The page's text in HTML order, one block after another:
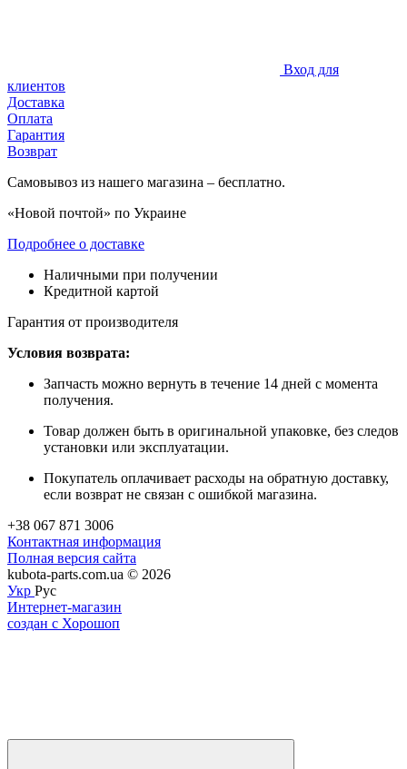
Вход для
клиентов
Доставка
Оплата
Гарантия
Возврат
Самовывоз из нашего магазина – бесплатно.
«Новой почтой» по Украине
Подробнее о доставке
Наличными при получении
Кредитной картой
Гарантия от производителя
Условия возврата:
Запчасть можно вернуть в течение 14 дней с момента
получения.
Товар должен быть в оригинальной упаковке, без следов
установки или эксплуатации.
Покупатель оплачивает расходы на обратную доставку,
если возврат не связан с ошибкой магазина.
+38 067 871 3006
Контактная информация
Полная версия сайта
kubota-parts.com.ua © 2026
Укр Рус
Интернет-магазин
создан с Хорошоп